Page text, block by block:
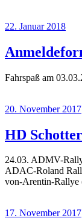
22. Januar 2018
Fahrspaß am
20. November 2017
HD
24.03. ADMV-
ADAC-Roland
von-Arentin-
17. November 2017